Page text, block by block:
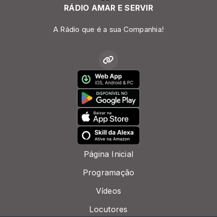
RÁDIO AMAR E SERVIR
A Rádio que é a sua Companhia!
Página Inicial
Programação
Vídeos
Locutores